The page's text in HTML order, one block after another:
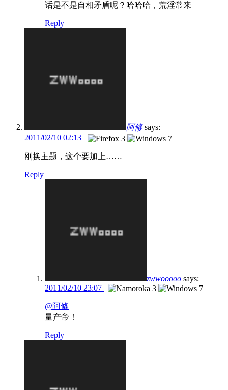
话是不是自相矛盾呢？哈哈哈，荒淫常来
Reply
阿修 says:
2011/02/10 02:13
刚换主题，这个要加上……
Reply
zwwooooo says:
2011/02/10 23:07
@阿修
量产帝！
Reply